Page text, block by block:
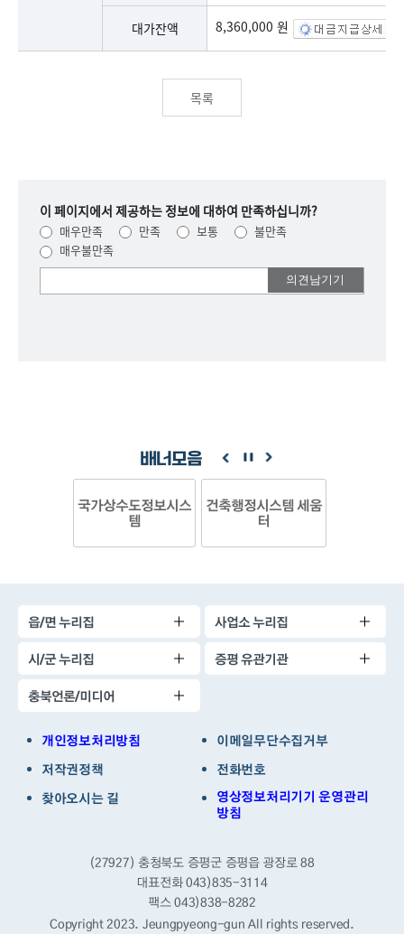
대가잔액 8,360,000 원
목록
이 페이지에서 제공하는 정보에 대하여 만족하십니까?
매우만족 만족 보통
불만족
매우불만족
의견을
배너모음
국가상수도정보시스
템
건축행정시스템 세움
터
읍/면 누리집
사업소 누리집
시/군 누리집
증평 유관기관
충북언론/미디어
개인정보처리방침
이메일무단수집거부
저작권정책
전화번호
찾아오시는 길
영상정보처리기기 운영관리
방침
(27927) 충청북도 증평군 증평읍 광장로 88
대표전화 043)835-3114
팩스 043)838-8282
Copyright 2023. Jeungpyeong-gunAll rights reserved.